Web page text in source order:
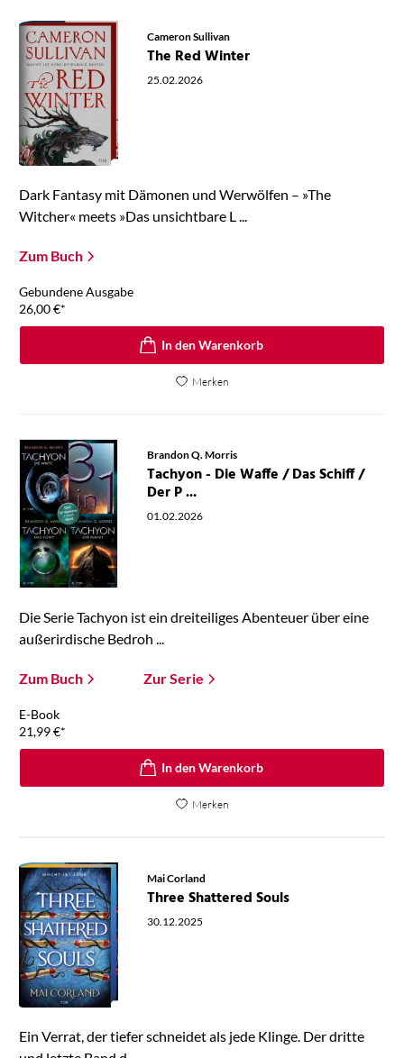
Cameron Sullivan
The Red Winter
25.02.2026
Dark Fantasy mit Dämonen und Werwölfen – »The
Witcher« meets »Das unsichtbare L ...
Zum Buch
Gebundene Ausgabe
26,00€*
In den Warenkorb
Merken
Brandon Q. Morris
Tachyon - Die Waffe / Das Schiff /
Der P ...
01.02.2026
Die Serie Tachyon ist ein dreiteiliges Abenteuer über eine
außerirdische Bedroh ...
Zum Buch Zur Serie
E-Book
21,99€*
In den Warenkorb
Merken
Mai Corland
Three Shattered Souls
30.12.2025
Ein Verrat, der tiefer schneidet als jede Klinge. Der dritte